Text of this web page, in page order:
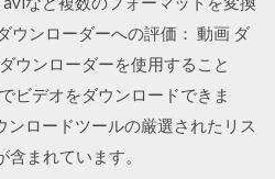
ウンローダーへの評価： 動画 ダ
ウンローダーを使用すること
ビデオをダウンロードできま
ロードツールの厳選されたリス
まれています。